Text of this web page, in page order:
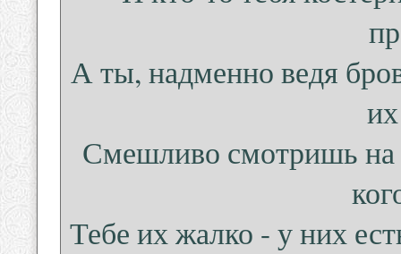
А ты, надменно ведя
Смешливо смотришь на
Тебе их жалко - у них